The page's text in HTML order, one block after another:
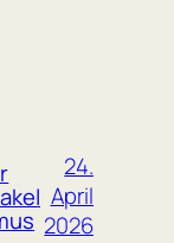
24.
April
2026